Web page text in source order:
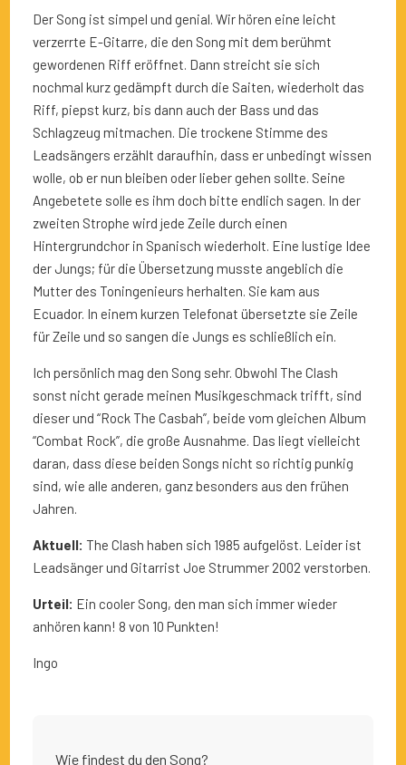
Der Song ist simpel und genial. Wir hören eine leicht
verzerrte E-Gitarre, die den Song mit dem berühmt
gewordenen Riff eröffnet. Dann streicht sie sich
nochmal kurz gedämpft durch die Saiten, wiederholt das
Riff, piepst kurz, bis dann auch der Bass und das
Schlagzeug mitmachen. Die trockene Stimme des
Leadsängers erzählt daraufhin, dass er unbedingt wissen
wolle, ob er nun bleiben oder lieber gehen sollte. Seine
Angebetete solle es ihm doch bitte endlich sagen. In der
zweiten Strophe wird jede Zeile durch einen
Hintergrundchor in Spanisch wiederholt. Eine lustige Idee
der Jungs; für die Übersetzung musste angeblich die
Mutter des Toningenieurs herhalten. Sie kam aus
Ecuador. In einem kurzen Telefonat übersetzte sie Zeile
für Zeile und so sangen die Jungs es schließlich ein.
Ich persönlich mag den Song sehr. Obwohl The Clash
sonst nicht gerade meinen Musikgeschmack trifft, sind
dieser und “Rock The Casbah”, beide vom gleichen Album
“Combat Rock”, die große Ausnahme. Das liegt vielleicht
daran, dass diese beiden Songs nicht so richtig punkig
sind, wie alle anderen, ganz besonders aus den frühen
Jahren.
Aktuell: The Clash haben sich 1985 aufgelöst. Leider ist
Leadsänger und Gitarrist Joe Strummer 2002 verstorben.
Urteil: Ein cooler Song, den man sich immer wieder
anhören kann! 8 von 10 Punkten!
Ingo
Wie findest du den Song?